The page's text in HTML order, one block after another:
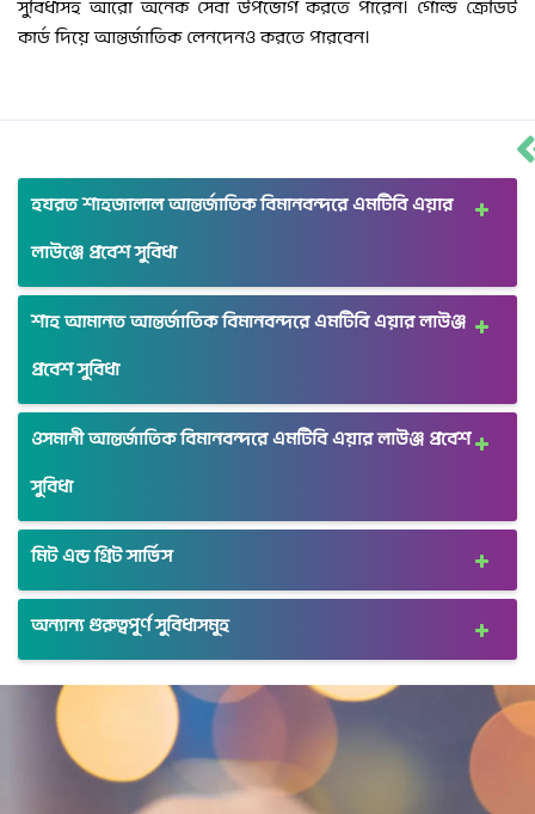
সুবিধাসহ আরো অনেক সেবা উপভোগ করতে পারেন। গোল্ড ক্রেডিট
কার্ড দিয়ে আন্তর্জাতিক লেনদেনও করতে পারবেন।
হযরত শাহজালাল আন্তর্জাতিক বিমানবন্দরে এমটিবি এয়ার
লাউঞ্জে প্রবেশ সুবিধা
শাহ আমানত আন্তর্জাতিক বিমানবন্দরে এমটিবি এয়ার লাউঞ্জ
প্রবেশ সুবিধা
ওসমানী আন্তর্জাতিক বিমানবন্দরে এমটিবি এয়ার লাউঞ্জ প্রবেশ
সুবিধা
মিট এন্ড গ্রিট সার্ভিস
অন্যান্য গুরুত্বপূর্ণ সুবিধাসমূহ
এমটিবি ডিলাইট
কমপ্লিমেন্টারি কম্পেনিয়ন ডাইনিং